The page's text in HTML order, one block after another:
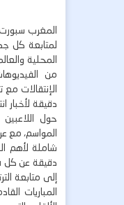
المغرب
لمتابعة كل
المحلية
من
الإنتقالات
دقيقة لأخبار
حول
المواسم، مع
شاملة لأهم
دقيقة عن كل
إلى متابعة
المباريات